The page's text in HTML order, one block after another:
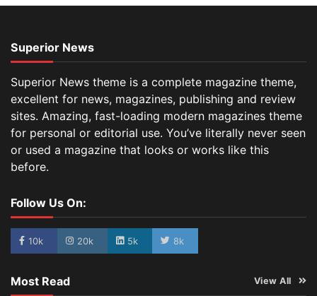
Superior News
Superior News theme is a complete magazine theme,
excellent for news, magazines, publishing and review
sites. Amazing, fast-loading modern magazines theme
for personal or editorial use. You’ve literally never seen
or used a magazine that looks or works like this
before.
Follow Us On:
10k 20k 5k 8k
Most Read View All